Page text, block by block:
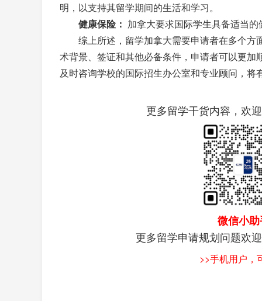
明，以支持其留学期间的生活和学习。
健康保险： 加拿大要求国际学生具备适当
综上所述，留学加拿大需要申请者在多个方
术背景、签证和其他必备条件，申请者可以更
及时咨询学校的国际招生办公室和专业顾问，
更多留学干货内容，欢
微信小
更多留学申请规划问题欢迎
>>手机用户，